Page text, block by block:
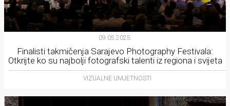
09.05.2025.
Finalisti takmičenja Sarajevo Photography Festivala:
Otkrijte ko su najbolji fotografski talenti iz regiona i svijeta
VIZUALNE UMJETNOSTI